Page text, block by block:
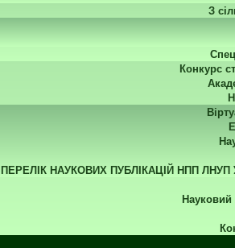
З
Конкурс
ПЕРЕЛІК НАУКОВИХ ПУБЛІКАЦІЙ НПП
Науковий